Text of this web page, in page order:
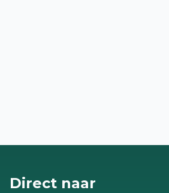
Direct naar